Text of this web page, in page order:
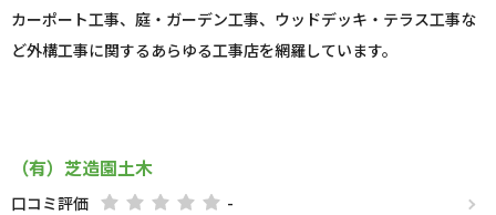
カーポート工事、庭・ガーデン工事、ウッドデッキ・テラス工事な
ど外構工事に関するあらゆる工事店を網羅しています。
（有）芝造園土木
口コミ評価
-